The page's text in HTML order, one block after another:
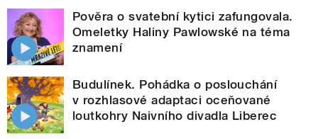
Pověra o svatební kytici zafungovala.
Omeletky Haliny Pawlowské na téma
znamení
Budulínek. Pohádka o poslouchání
v rozhlasové adaptaci oceňované
loutkohry Naivního divadla Liberec